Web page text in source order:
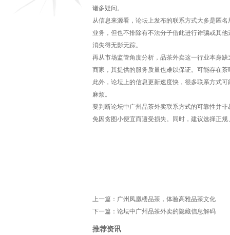
诸多疑问。
从信息来源看，论坛上发布的联系方式大多是匿
业务，但也不排除有不法分子借此进行诈骗或其
消失得无影无踪。
再从市场监管角度分析，品茶外卖这一行业本身
商家，其提供的服务质量也难以保证。可能存在
此外，论坛上的信息更新速度快，很多联系方式
麻烦。
要判断论坛中广州品茶外卖联系方式的可靠性并
免因贪图小便宜而遭受损失。同时，建议选择正
上一篇： 广州凤凰楼品茶，体验高雅品茶文化
下一篇： 论坛中广州品茶外卖的隐藏信息解码
推荐资讯